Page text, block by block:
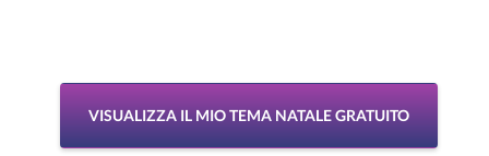
VISUALIZZA IL MIO TEMA NATALE GRATUITO